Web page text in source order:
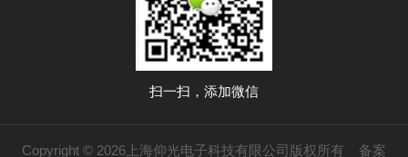
扫一扫，添加微信
Copyright © 2026上海仰光电子科技有限公司版权所有 备案